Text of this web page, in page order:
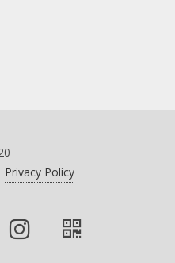
Privacy Policy